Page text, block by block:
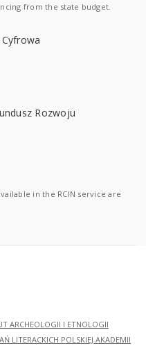
from the state budget.
in the RCIN service are
ARCHEOLOGII I ETNOLOGII
LITERACKICH POLSKIEJ AKADEMII